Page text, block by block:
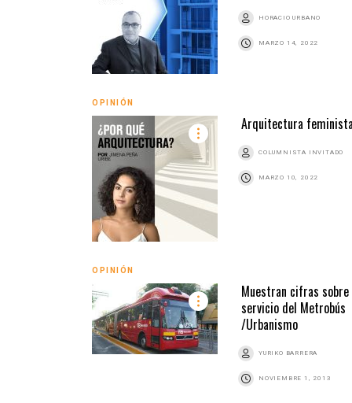
HORACIO URBANO
MARZO 14, 2022
OPINIÓN
Arquitectura
COLUMNISTA INVITADO
MARZO 10, 2022
OPINIÓN
Muestran cifras
servicio del Metrobús
/Urbanismo
YURIKO BARRERA
NOVIEMBRE 1, 2013